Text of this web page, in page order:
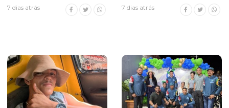
7 dias atrás 7 dias atrás